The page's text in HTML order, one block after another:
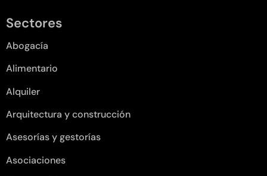
Sectores
Abogacía
Alimentario
Alquiler
Arquitectura y construcción
Asesorías y gestorías
Asociaciones